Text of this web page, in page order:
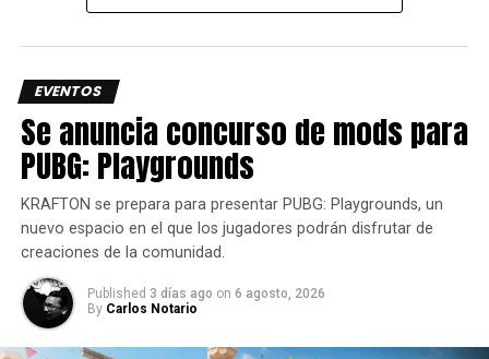
su base de jugadores.
enterado de lo más atractivo del mundo geek, además
suscríbete a nuestro canal de
Youtube podcast
RELATED TOPICS:
WARZONE
UP NEXT
EVENTOS
Se anuncia concurso de mods para
PUBG: Playgrounds
KRAFTON se prepara para presentar PUBG: Playgrounds, un
nuevo espacio en el que los jugadores podrán disfrutar de
creaciones de la comunidad.
Published 3 días ago on 6 agosto, 2026
By Carlos Notario